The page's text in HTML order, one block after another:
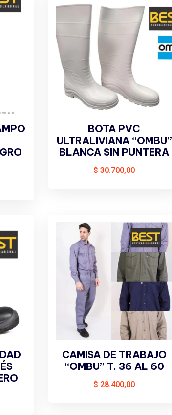
BOTA PVC
ULTRALIVIANA “OMBU”
BLANCA SIN PUNTERA
$ 30.700,00
CAMISA DE TRABAJO
“OMBU” T. 36 AL 60
$ 28.400,00